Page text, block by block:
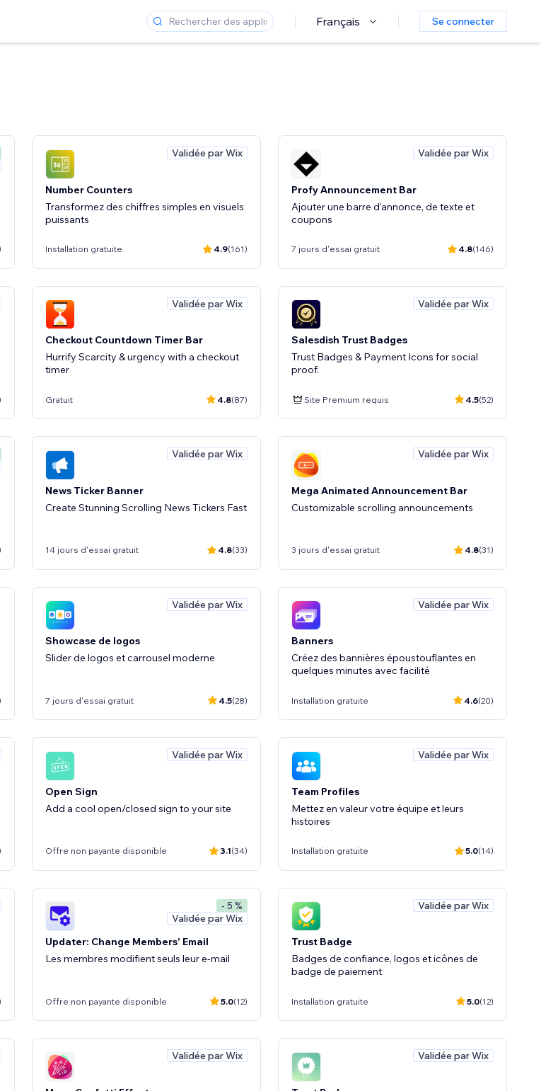
Français Se connecter
Validée par Wix
Number Counters
Transformez des chiffres simples en visuels
puissants
Installation gratuite 4.9(161)
Validée par Wix
Profy Announcement Bar
Ajouter une barre d'annonce, de texte et
coupons
7 jours d'essai gratuit 4.8(146)
Validée par Wix
Checkout Countdown Timer Bar
Hurrify Scarcity & urgency with a checkout
timer
Gratuit 4.8(87)
Validée par Wix
Salesdish Trust Badges
Trust Badges & Payment Icons for social
proof.
Site Premium requis 4.5(52)
Validée par Wix
News Ticker Banner
Create Stunning Scrolling News Tickers Fast
14 jours d'essai gratuit 4.8(33)
Validée par Wix
Mega Animated Announcement Bar
Customizable scrolling announcements
3 jours d'essai gratuit 4.8(31)
Validée par Wix
Showcase de logos
Slider de logos et carrousel moderne
7 jours d'essai gratuit 4.5(28)
Validée par Wix
Banners
Créez des bannières époustouflantes en
quelques minutes avec facilité
Installation gratuite 4.6(20)
Validée par Wix
Open Sign
Add a cool open/closed sign to your site
Offre non payante disponible 3.1(34)
Validée par Wix
Team Profiles
Mettez en valeur votre équipe et leurs
histoires
Installation gratuite 5.0(14)
- 5 %
Validée par Wix
Updater: Change Members' Email
Les membres modifient seuls leur e-mail
Offre non payante disponible 5.0(12)
Validée par Wix
Trust Badge
Badges de confiance, logos et icônes de
badge de paiement
Installation gratuite 5.0(12)
Validée par Wix Validée par Wix